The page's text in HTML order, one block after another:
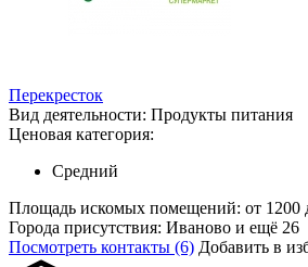
Перекресток
Вид деятельности: Продукты питания
Ценовая категория:
Средний
Площадь искомых помещений: от 1200
Города присутствия: Иваново и ещё 26
Посмотреть контакты (6) Добавить в